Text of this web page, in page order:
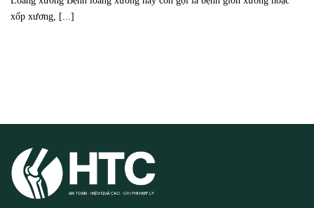
xốp xương, [...]